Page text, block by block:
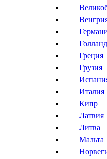
Греция
Грузия
Италия
Кипр
Латвия
Литва
Мальта